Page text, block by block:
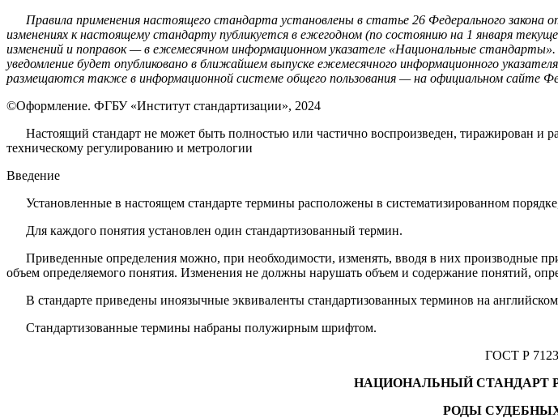
Правила применения настоящего стандарта установлены в статье 26 Федерального
из­менениях к настоящему стандарту публикуется в ежегодном (по состоянию на 1 января
изменений и поправок — в ежемесячном информационном указателе «Национальные
уведомление будет опубликовано в ближайшем выпуске ежемесячного информационного
размещаются также в ин­формационной системе общего пользования — на официальном сайте
©Оформление. ФГБУ «Институт стандартизации», 2024
Настоящий стандарт не может быть полностью или частично воспроизведен, тиражирован и
техническо­му регулированию и метрологии
Введение
Установленные в настоящем стандарте термины расположены в систематизированном
Для каждого понятия установлен один стандартизованный термин.
Приведенные определения можно, при необходимости, изменять, вводя в них производные
объем опре­деляемого понятия. Изменения не должны нарушать объем и содержание понятий,
В стандарте приведены иноязычные эквиваленты стандартизованных терминов на
Стандартизованные термины набраны полужирным шрифтом.
ГОСТ Р
НАЦИОНАЛЬНЫЙ СТАНДАРТ
РОДЫ